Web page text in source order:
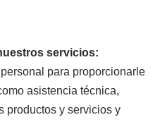
servicios:
para proporcionarle
asistencia técnica,
productos y servicios y